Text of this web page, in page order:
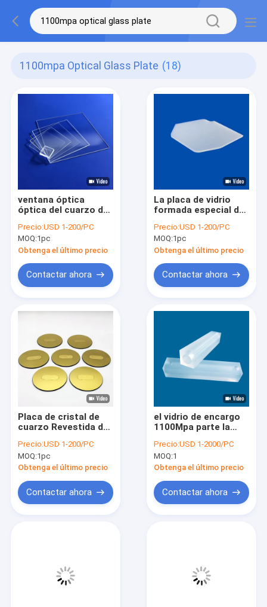
1100mpa Optical Glass Plate (18)
ventana óptica
óptica del cuarzo del
pureza elevada de la
placa de cristal
2.2g/Cm3
Precio:USD 1-200/PC
MOQ:1pc
Obtenga el último precio
Contactar ahora
La placa de vidrio
formada especial de
del vidrio de cuarzo
fundido
Precio:USD 1-200/PC
MOQ:1pc
Obtenga el último precio
Contactar ahora
Placa de cristal de
cuarzo Revestida de
Óptico redondo
Cuadrado Ventana de
cristal de cuarzo
Precio:USD 1-200/PC
MOQ:1pc
Obtenga el último precio
Contactar ahora
el vidrio de encargo
1100Mpa parte la
del vidrio de cuarzo
para el experimento
del sellado al vacío
Precio:USD 1-2000/PC
MOQ:1
Obtenga el último precio
Contactar ahora